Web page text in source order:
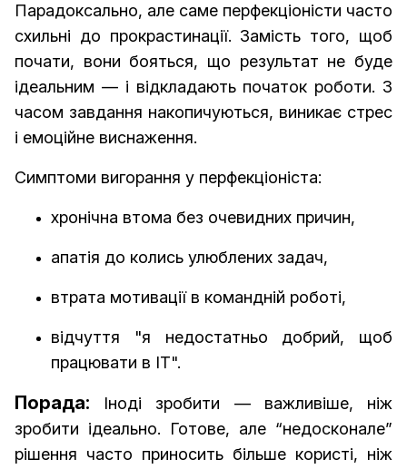
Парадоксально, але саме перфекціоністи часто
схильні до прокрастинації. Замість того, щоб
почати, вони бояться, що результат не буде
ідеальним — і відкладають початок роботи. З
часом завдання накопичуються, виникає стрес
і емоційне виснаження.
Симптоми вигорання у перфекціоніста:
хронічна втома без очевидних причин,
апатія до колись улюблених задач,
втрата мотивації в командній роботі,
відчуття "я недостатньо добрий, щоб
працювати в ІТ".
Порада: Іноді зробити — важливіше, ніж
зробити ідеально. Готове, але “недосконале”
рішення часто приносить більше користі, ніж